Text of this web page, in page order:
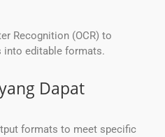
Recognition (OCR) to
into editable formats.
Dapat
formats to meet specific